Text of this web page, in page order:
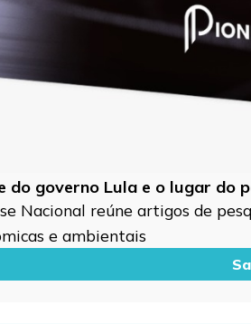
do governo Lula e o lugar do
Nacional reúne artigos de
e ambientais